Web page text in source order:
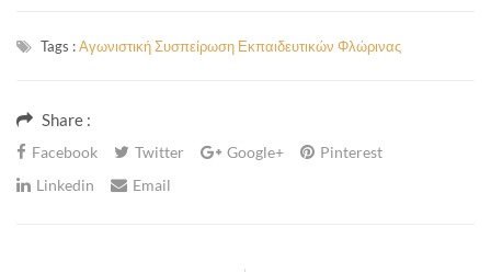
Tags :Αγωνιστική Συσπείρωση Εκπαιδευτικών Φλώρινας
Share :
Facebook Twitter Google+
Pinterest
Linkedin
Email